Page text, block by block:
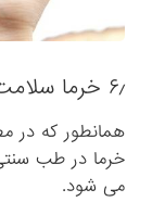
۶٫ خرما سلامت جنسی را افزایش می دهد:
همانطور که در
خرما در طب
می شود.